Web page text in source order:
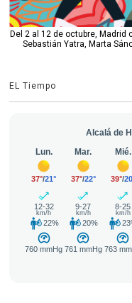
Del 2 al 12 de octubre, Madrid
Sebastián Yatra, Marta
EL Tiempo